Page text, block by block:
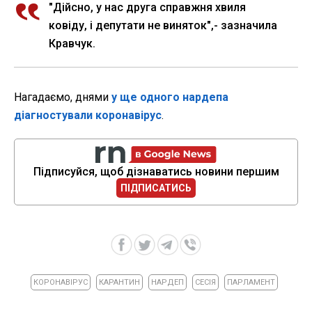
"Дійсно, у нас друга справжня хвиля
ковіду, і депутати не виняток",- зазначила
Кравчук.
Нагадаємо, днями у ще одного нардепа
діагностували коронавірус.
Підписуйся, щоб дізнаватись новини першим
ПІДПИСАТИСЬ
КОРОНАВІРУС КАРАНТИН НАРДЕП СЕСІЯ ПАРЛАМЕНТ